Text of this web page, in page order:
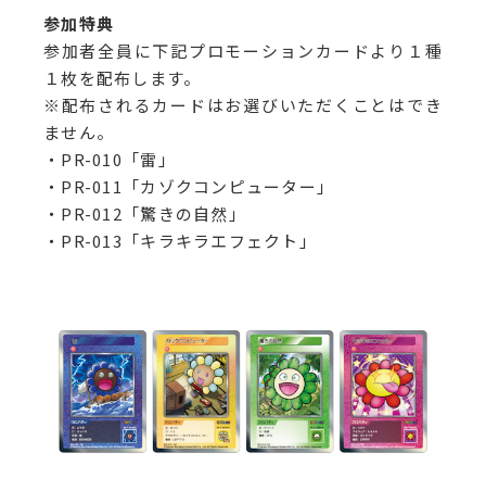
参加特典
参加者全員に下記プロモーションカードより１種
１枚を配布します。
※配布されるカードはお選びいただくことはでき
ません。
・PR-010「雷」
・PR-011「カゾクコンピューター」
・PR-012「驚きの自然」
・PR-013「キラキラエフェクト」